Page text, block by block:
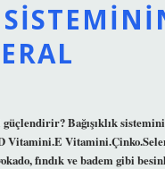
güçlendirir? Bağışıklık
fındık ve badem gibi